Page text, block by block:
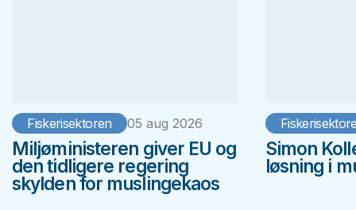
Fiskerisektoren 05 aug 2026
Miljøministeren giver EU og
den tidligere regering
skylden for muslingekaos
Simon
løsning i